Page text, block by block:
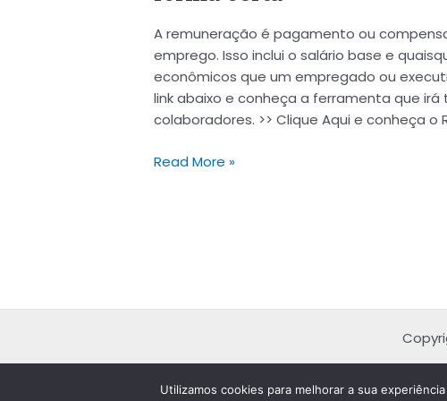
A remuneração é pagamento ou
emprego. Isso inclui o salário base e
econômicos que um empregado ou
link abaixo e conheça a ferramenta que
colaboradores. >> Clique Aqui e conheça o
Read More »
Utilizamos cookies para melhorar a sua